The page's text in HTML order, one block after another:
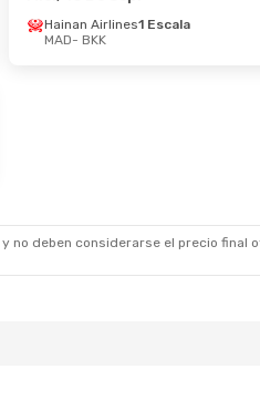
1 Escala
Hainan Airlines1 Escala
MAD- BKK
deben considerarse el precio final